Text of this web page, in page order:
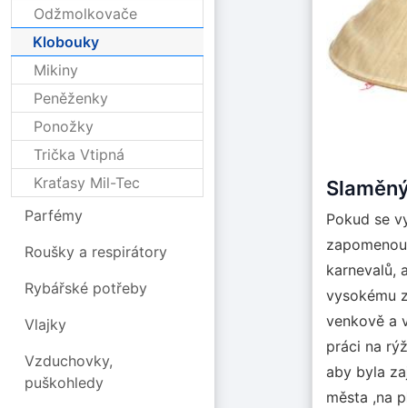
Odžmolkovače
Klobouky
Mikiny
Peněženky
Ponožky
Trička Vtipná
Kraťasy Mil-Tec
Parfémy
Roušky a respirátory
Rybářské potřeby
Vlajky
Vzduchovky,
puškohledy
Pokud se
karnevalů,
vysokému
venkově a
práci na
aby byla
města ,na